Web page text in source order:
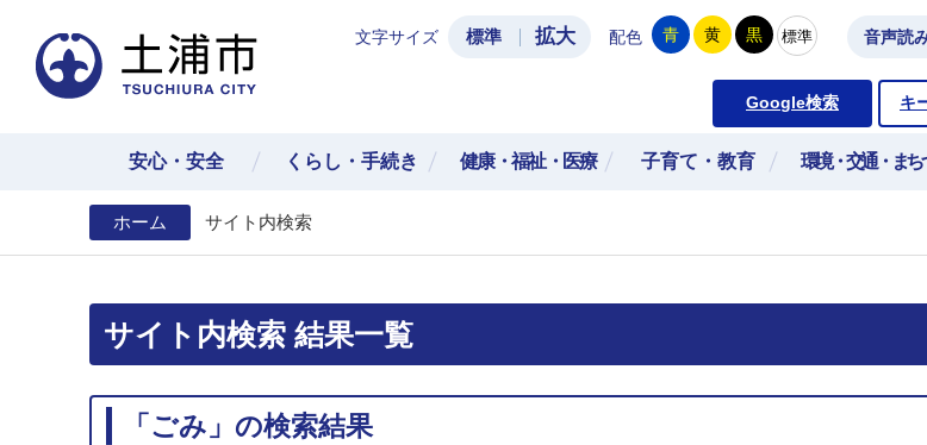
土浦市公式ホームページ
文字サイズ 標準 拡大 配色 青 黄 黒 標準 音声読
Google検索 キ
安心・安全 くらし・手続き 健康・福祉・医療 子育て・教育 環境・交通・まち
ホーム サイト内検索
サイト内検索 結果一覧
「ごみ」の検索結果